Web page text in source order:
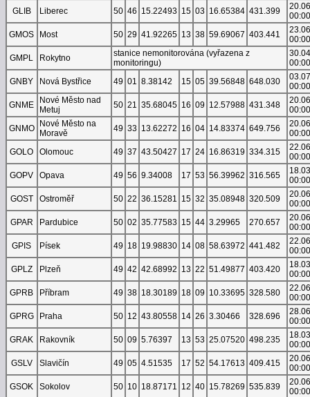
GLIB
Liberec 50 46 15.22493 15 03 16.65384 431.399
00:00
GMOS
Most 50 29 41.92265 13 38 59.69067 403.441
00:00
GMPL
Rokytno
stanice nemonitorována (vyřazena z
monitoringu)
00:00
GNBY
Nová Bystřice 49 01 8.38142 15 05 39.56848 648.030
00:00
GNME
Nové Město nad
Metuj
50 21 35.68045 16 09 12.57988 431.348
00:00
GNMO
Nové Město na
Moravě
49 33 13.62272 16 04 14.83374 649.756
00:00
GOLO
Olomouc 49 37 43.50427 17 24 16.86319 334.315
00:00
GOPV
Opava 49 56 9.34008 17 53 56.39962 316.565
00:00
GOST
Ostroměř 50 22 36.15281 15 32 35.08948 320.509
00:00
GPAR
Pardubice 50 02 35.77583 15 44 3.29965 270.657
00:00
GPIS
Písek 49 18 19.98830 14 08 58.63972 441.482
00:00
GPLZ
Plzeň 49 42 42.68992 13 22 51.49877 403.420
00:00
GPRB
Příbram 49 38 18.30189 18 09 10.33695 328.580
00:00
GPRG
Praha 50 12 43.80558 14 26 3.30466 328.696
00:00
GRAK
Rakovník 50 09 5.76397 13 53 25.07520 498.235
00:00
GSLV
Slavičín 49 05 4.51535 17 52 54.17613 409.415
00:00
GSOK
Sokolov 50 10 18.87171 12 40 15.78269 535.839
00:00